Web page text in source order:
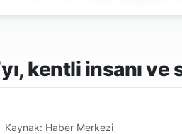
kentli insanı ve
Kaynak: Haber Merkezi